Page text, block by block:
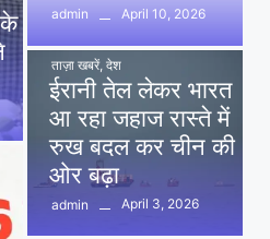
के
admin April 10, 2026
ताज़ा खबरें, देश
ईरानी तेल लेकर भारत
आ रहा जहाज रास्ते में
रुख बदल कर चीन की
ओर बढ़ा
admin
April 3, 2026